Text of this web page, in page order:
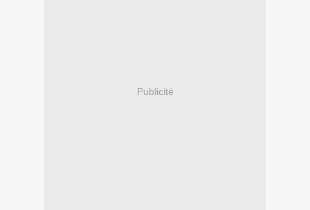
Publicité